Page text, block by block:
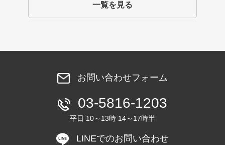
一覧を見る
お問い合わせフォーム
03-5816-1203
平日 10～13時 14～17時半
LINEでのお問い合わせ